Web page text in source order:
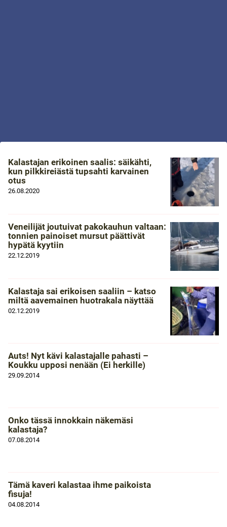
Kalastajan erikoinen saalis: säikähti,
kun pilkkireiästä tupsahti karvainen
otus
26.08.2020
Veneilijät joutuivat pakokauhun valtaan:
tonnien painoiset mursut päättivät
hypätä kyytiin
22.12.2019
Kalastaja sai erikoisen saaliin – katso
miltä aavemainen huotrakala näyttää
02.12.2019
Auts! Nyt kävi kalastajalle pahasti –
Koukku upposi nenään (Ei herkille)
29.09.2014
Onko tässä innokkain näkemäsi
kalastaja?
07.08.2014
Tämä kaveri kalastaa ihme paikoista
fisuja!
04.08.2014